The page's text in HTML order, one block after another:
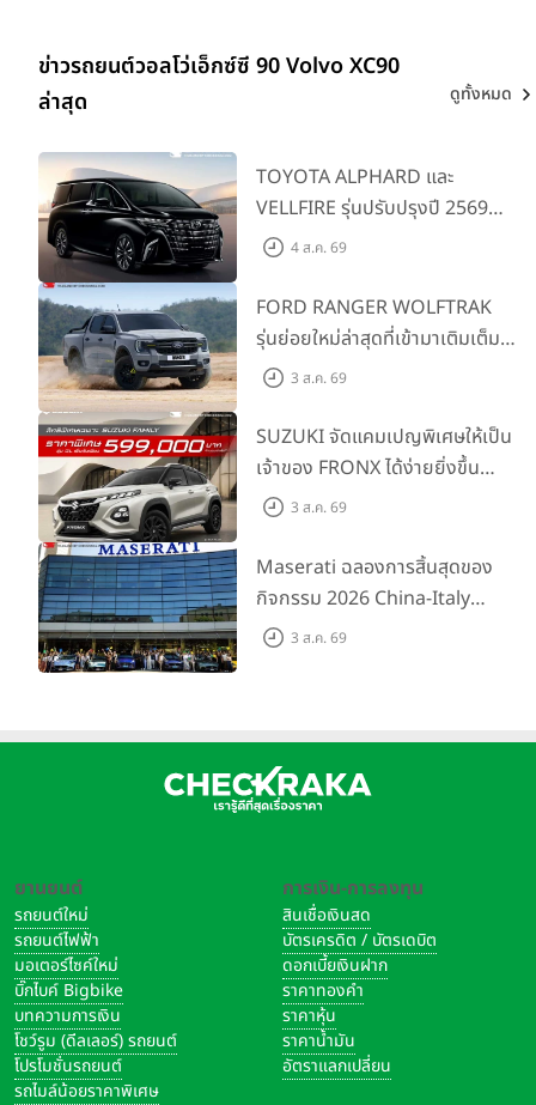
ข่าวรถยนต์วอลโว่เอ็กซ์ซี 90 Volvo XC90
ล่าสุด
ดูทั้งหมด
TOYOTA ALPHARD และ
VELLFIRE รุ่นปรับปรุงปี 2569
พร้อมรุ่นย่อยใหม่ HEV SMART
4 ส.ค. 69
FORD RANGER WOLFTRAK
รุ่นย่อยใหม่ล่าสุดที่เข้ามาเติมเต็ม
ไลน์อัป พร้อมตอบโจทย์ทุกการ
ด้วยราคาพิเศษเริ่มต้นที่ 9.49 แสน
บาท
3 ส.ค. 69
SUZUKI จัดแคมเปญพิเศษให้เป็น
เจ้าของ FRONX ได้ง่ายยิ่งขึ้น
สำหรับรุ่น GL ราคาพิเศษเริ่มต้น
พร้อมข้อเสนอสุดคุ้ม
3 ส.ค. 69
Maserati ฉลองการสิ้นสุดของ
กิจกรรม 2026 China-Italy
Grand Tour ณ สำนักงานใหญ่
3 ส.ค. 69
ยานยนต์
รถยนต์ใหม่
รถยนต์ไฟฟ้า
มอเตอร์ไซค์ใหม่
บิ๊กไบค์ Bigbike
บทความการเงิน
โชว์รูม (ดีลเลอร์) รถยนต์
โปรโมชั่นรถยนต์
รถไมล์น้อยราคาพิเศษ
การเงิน-การลงทุน
สินเชื่อเงินสด
บัตรเครดิต / บัตรเดบิต
ดอกเบี้ยเงินฝาก
ราคาทองคำ
ราคาหุ้น
ราคาน้ำมัน
อัตราแลกเปลี่ยน